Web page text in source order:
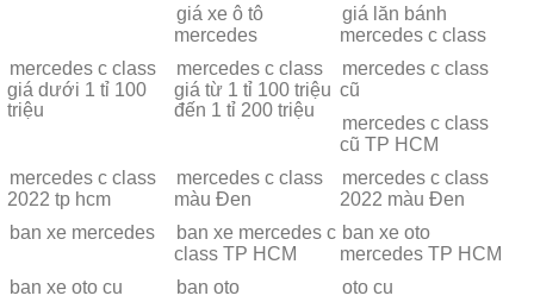
giá xe ô tô
mercedes
giá lăn bánh
mercedes c class
mercedes c class
giá dưới 1 tỉ 100
triệu
mercedes c class
giá từ 1 tỉ 100 triệu
đến 1 tỉ 200 triệu
mercedes c class
cũ
mercedes c class
cũ TP HCM
mercedes c class
2022 tp hcm
mercedes c class
màu Đen
mercedes c class
2022 màu Đen
ban xe mercedes
ban xe mercedes c
class TP HCM
ban xe oto
mercedes TP HCM
ban xe oto cu
ban oto
oto cu